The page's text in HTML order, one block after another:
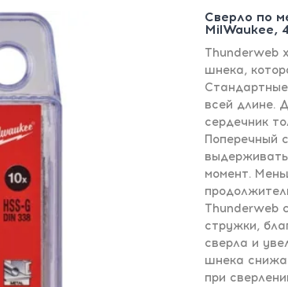
Сверло по
MilWaukee,
Thunderweb
шнека,
всей длине.
сердечник
Поперечный
момент.
Thunderweb
стружки,
сверла и
шнека
при